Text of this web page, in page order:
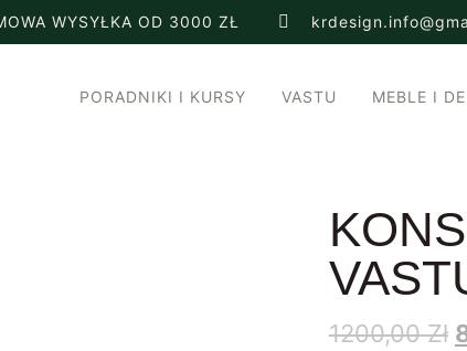
WYSYŁKA OD 3000 ZŁ
PORADNIKI I KURSY VASTU MEBLE I
1200,00Zł